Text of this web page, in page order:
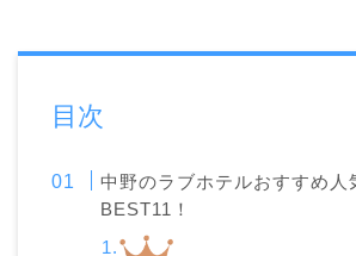
目次
中野のラブホテルおすすめ人
BEST11！